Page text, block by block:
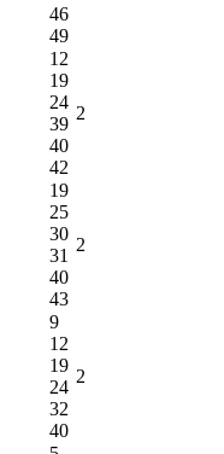
46
49
12
19
24
39
40
42
2
19
25
30
31
40
43
2
9
12
19
24
32
40
2